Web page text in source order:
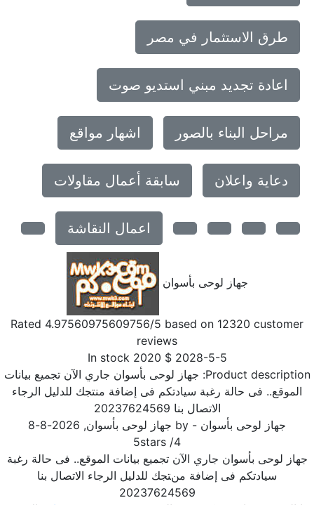
طرق الاستثمار في مصر
اعادة تجديد مبني استديو صوت
مراحل البناء بالصور اشهار مواقع
دعاية واعلان سابقة أعمال مقاولات
اعمال النقاشة
جهاز لوحى بأسوان
Rated4.97560975609756 /5 based on12320customer
reviews
2028-5-5
$
2020
In stock
Product جهاز لوحى بأسوان جاري الآن تجميع بيانات
الموقع.. فى حالة رغبة سيادتكم فى إضافة منتجك للدليل الرجاء
الاتصال بنا 20237624569
جهاز لوحى بأسوان- by جهاز لوحى بأسوان,
2026-8-8
/
5stars
لوحى بأسوان جاري الآن تجميع بيانات الموقع.. فى حالة رغبة
سيادتكم فى إضافة منتجك للدليل الرجاء الاتصال بنا
20237624569